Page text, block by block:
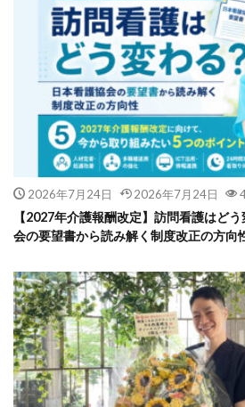
2026年7月24日 2026年7月24日
【2027年介護報酬改定】訪問看護はど
会の要望書から読み解く制度改正の方向